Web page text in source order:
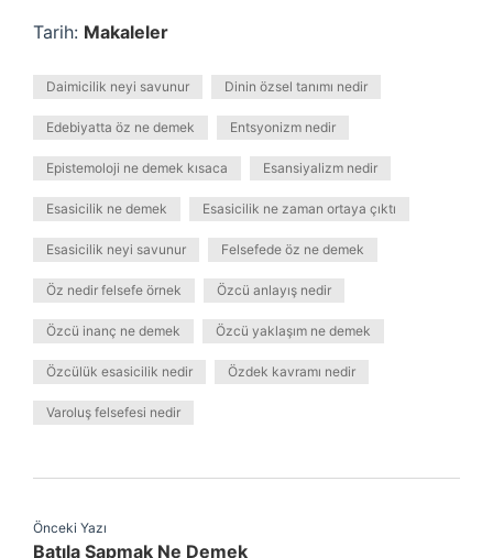
Tarih: Makaleler
Daimicilik neyi savunur Dinin özsel tanımı nedir
Edebiyatta öz ne demek Entsyonizm nedir
Epistemoloji ne demek kısaca Esansiyalizm nedir
Esasicilik ne demek Esasicilik ne zaman ortaya çıktı
Esasicilik neyi savunur Felsefede öz ne demek
Öz nedir felsefe örnek Özcü anlayış nedir
Özcü inanç ne demek Özcü yaklaşım ne demek
Özcülük esasicilik nedir Özdek kavramı nedir
Varoluş felsefesi nedir
Önceki Yazı
Batıla Sapmak Ne Demek